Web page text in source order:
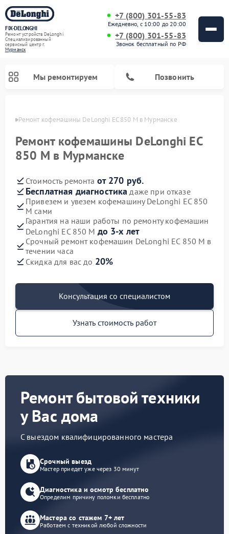
FIX-DELONGHI
Ремонт устройств DeLonghi
Специализированный
cервисный центр г.
Мурманск
+7 (800) 301-55-83
Ежедневно, с 10:00 до 20:00
+7 (800) 301-55-83
Звонок бесплатный по РФ
Мы ремонтируем Позвонить
Ремонт кофемашины DeLonghi EC 850 M в Мурманске
Ремонт кофемашины DeLonghi EC
850 M в Мурманске
Стоимость ремонта от 270 руб.
Бесплатная диагностика даже при отказе
Привезем и увезем кофемашину DeLonghi EC 850
M сами
Гарантия на наши работы по ремонту кофемашин
DeLonghi EC 850 M до 3-х лет
Срочный ремонт кофемашин DeLonghi EC 850 M в
течении часа
Скидка для вас до 20%
Консультация со специалистом
Узнать стоимость работ
Ремонт бытовой техники
у Вас дома
С выездом квалифицированного мастера
Срочный выезд
Мастер приедет уже через 30 минут
Диагностика и осмотр бесплатно
Определим причину поломки бесплатно
Мастера со стажем 7+ лет
Работаем с техникой любой сложности